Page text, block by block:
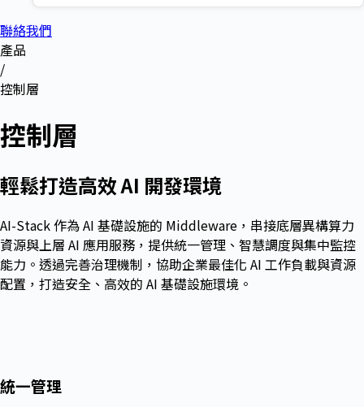
聯絡我們
產品
/
控制層
控制層
輕鬆打造高效 AI 開發環境
AI-Stack 作為 AI 基礎設施的 Middleware，串接底層異構算力
資源與上層 AI 應用服務，提供統一管理、智慧調度與集中監控
能力。透過完善治理機制，協助企業最佳化 AI 工作負載與資源
配置，打造安全、高效的 AI 基礎設施環境。
統一管理